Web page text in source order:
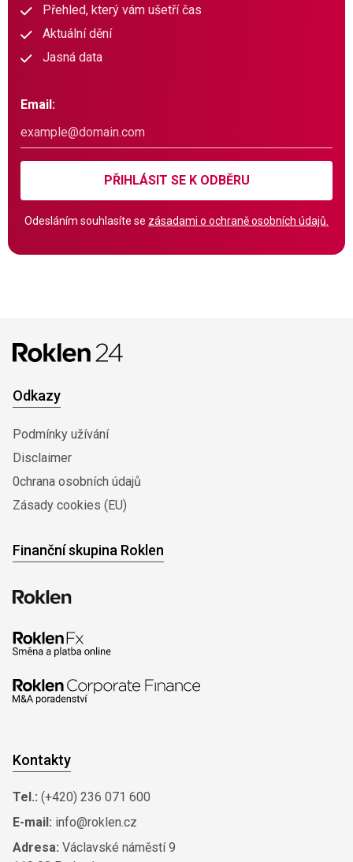
Přehled, který vám ušetří čas
Aktuální dění
Jasná data
Email:
PŘIHLÁSIT SE K ODBĚRU
Odesláním souhlasíte se zásadami o ochraně osobních údajů.
Odkazy
Podmínky užívání
Disclaimer
0chrana osobních údajů
Zásady cookies (EU)
Finanční skupina Roklen
Kontakty
Tel.: (+420) 236 071 600
E-mail: info@roklen.cz
Adresa: Václavské náměstí 9